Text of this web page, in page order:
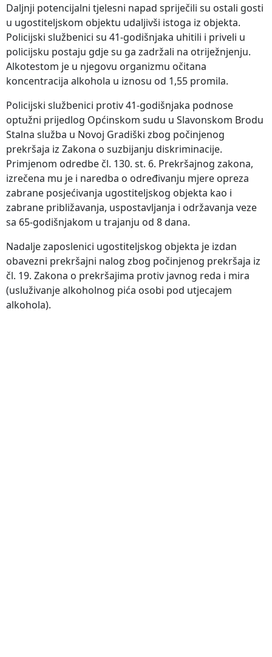
Daljnji potencijalni tjelesni napad spriječili su ostali gosti
u ugostiteljskom objektu udaljivši istoga iz objekta.
Policijski službenici su 41-godišnjaka uhitili i priveli u
policijsku postaju gdje su ga zadržali na otriježnjenju.
Alkotestom je u njegovu organizmu očitana
koncentracija alkohola u iznosu od 1,55 promila.
Policijski službenici protiv 41-godišnjaka podnose
optužni prijedlog Općinskom sudu u Slavonskom Brodu
Stalna služba u Novoj Gradiški zbog počinjenog
prekršaja iz Zakona o suzbijanju diskriminacije.
Primjenom odredbe čl. 130. st. 6. Prekršajnog zakona,
izrečena mu je i naredba o određivanju mjere opreza
zabrane posjećivanja ugostiteljskog objekta kao i
zabrane približavanja, uspostavljanja i održavanja veze
sa 65-godišnjakom u trajanju od 8 dana.
Nadalje zaposlenici ugostiteljskog objekta je izdan
obavezni prekršajni nalog zbog počinjenog prekršaja iz
čl. 19. Zakona o prekršajima protiv javnog reda i mira
(usluživanje alkoholnog pića osobi pod utjecajem
alkohola).